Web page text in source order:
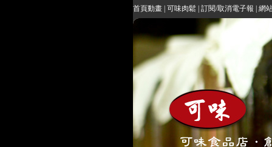
首頁動畫| 可味肉鬆| 訂閱/取消電子報 網